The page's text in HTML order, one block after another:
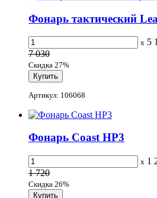
Фонарь тактический
x 5
7 030
Скидка 27%
Артикул: 106068
Фонарь Coast HP3
x 1
1 720
Скидка 26%